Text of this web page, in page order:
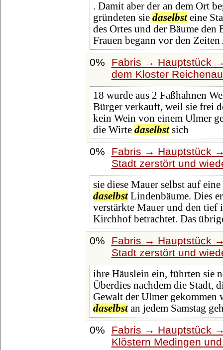
. Damit aber der an dem Ort
gründeten sie daselbsteine
des Ortes und der Bäume den
Frauen begann vor den
0%
Fabris → Hauptstück
dem Kloster
18 wurde aus 2 Faßhahnen
Bürger verkauft, weil sie frei
kein Wein von einem Ulmer
die Wirte daselbstsich
0%
Fabris → Hauptstück
Stadt zerstört und
sie diese Mauer selbst auf
daselbstLindenbäume. Dies
verstärkte Mauer und den tief
Kirchhof betrachtet. Das
0%
Fabris → Hauptstück
Stadt zerstört und
ihre Häuslein ein, führten sie
Überdies nachdem die Stadt,
Gewalt der Ulmer gekommen
daselbstan jedem Samstag
0%
Fabris → Hauptstück
Klöstern Medingen